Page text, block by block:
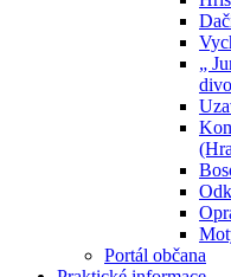
„
Portál občana